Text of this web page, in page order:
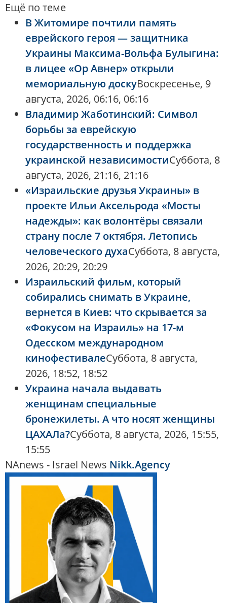
Ещё по теме
В Житомире почтили память
еврейского героя — защитника
Украины Максима-Вольфа Булыгина:
в лицее «Ор Авнер» открыли
мемориальную доскуВоскресенье, 9
августа, 2026, 06:16, 06:16
Владимир Жаботинский: Символ
борьбы за еврейскую
государственность и поддержка
украинской независимостиСуббота, 8
августа, 2026, 21:16, 21:16
«Израильские друзья Украины» в
проекте Ильи Аксельрода «Мосты
надежды»: как волонтёры связали
страну после 7 октября. Летопись
человеческого духаСуббота, 8 августа,
2026, 20:29, 20:29
Израильский фильм, который
собирались снимать в Украине,
вернется в Киев: что скрывается за
«Фокусом на Израиль» на 17-м
Одесском международном
кинофестивалеСуббота, 8 августа,
2026, 18:52, 18:52
Украина начала выдавать
женщинам специальные
бронежилеты. А что носят женщины
ЦАХАЛа?Суббота, 8 августа, 2026, 15:55,
15:55
NAnews - Israel News Nikk.Agency